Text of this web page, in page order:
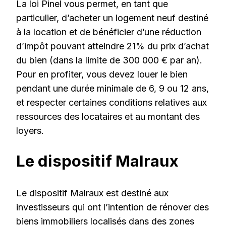
La loi Pinel vous permet, en tant que
particulier, d’acheter un logement neuf destiné
à la location et de bénéficier d’une réduction
d’impôt pouvant atteindre 21% du prix d’achat
du bien (dans la limite de 300 000 € par an).
Pour en profiter, vous devez louer le bien
pendant une durée minimale de 6, 9 ou 12 ans,
et respecter certaines conditions relatives aux
ressources des locataires et au montant des
loyers.
Le dispositif Malraux
Le dispositif Malraux est destiné aux
investisseurs qui ont l’intention de rénover des
biens immobiliers localisés dans des zones